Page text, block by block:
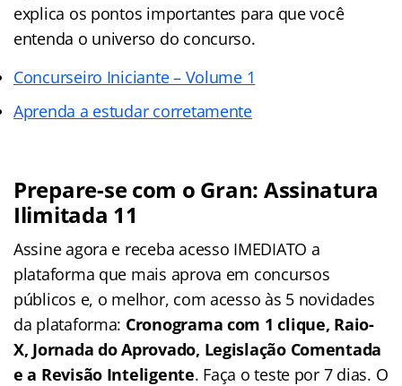
explica os pontos importantes para que você
entenda o universo do concurso.
Concurseiro Iniciante – Volume 1
Aprenda a estudar corretamente
Prepare-se com o Gran: Assinatura
Ilimitada 11
Assine agora e receba acesso IMEDIATO a
plataforma que mais aprova em concursos
públicos e, o melhor, com acesso às 5 novidades
da plataforma: Cronograma com 1 clique, Raio-
X, Jornada do Aprovado, Legislação Comentada
e a Revisão Inteligente. Faça o teste por 7 dias. O